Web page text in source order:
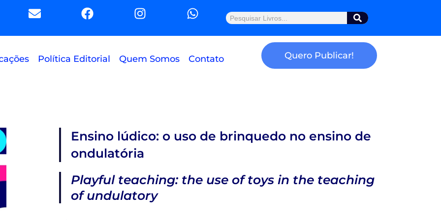
E
n
F
a
b
I
n
a
W
h
s
Pesquisar
Política Editorial Quem Somos Contato Quero Publicar!
Ensino lúdico: o uso de brinquedo no ensino de
ondulatória
Playful teaching: the use of toys in the teaching
of undulatory